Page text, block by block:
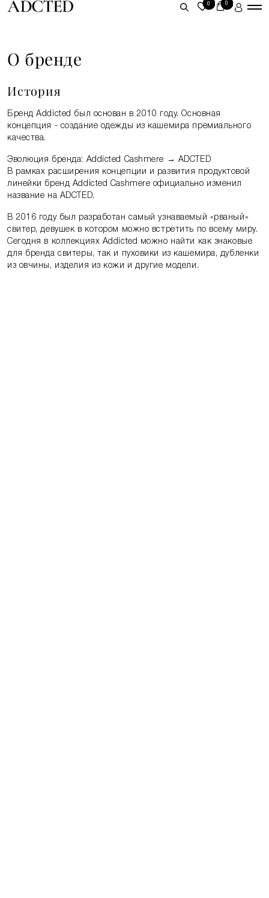
0 0
О бренде
История
Бренд Addicted был основан в 2010 году. Основная
концепция - создание одежды из кашемира премиального
качества.
Эволюция бренда: Addicted Cashmere → ADCTED
В рамках расширения концепции и развития продуктовой
линейки бренд Addicted Cashmere официально изменил
название на ADCTED.
В 2016 году был разработан самый узнаваемый «рваный»
свитер, девушек в котором можно встретить по всему миру.
Сегодня в коллекциях Addicted можно найти как знаковые
для бренда свитеры, так и пуховики из кашемира, дубленки
из овчины, изделия из кожи и другие модели.